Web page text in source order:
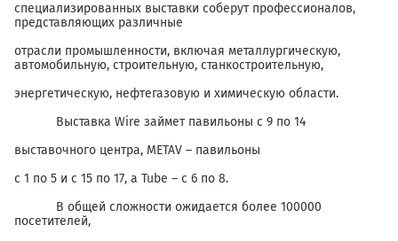
специализированных выставки соберут профессионалов,
представляющих различные
отрасли промышленности, включая металлургическую,
автомобильную, строительную, станкостроительную,
энергетическую, нефтегазовую и химическую области.
Выставка Wire займет павильоны с 9 по 14
выставочного центра, METAV – павильоны
с 1 по 5 и с 15 по 17, а Tube – c 6 по 8.
В общей сложности ожидается более 100000
посетителей,